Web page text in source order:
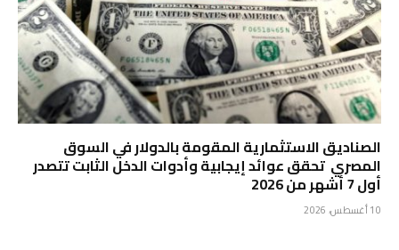
الصناديق الاستثمارية المقومة بالدولار في السوق
المصري تحقق عوائد إيجابية وأدوات الدخل الثابت تتصدر
أول 7 أشهر من 2026
10 أغسطس، 2026